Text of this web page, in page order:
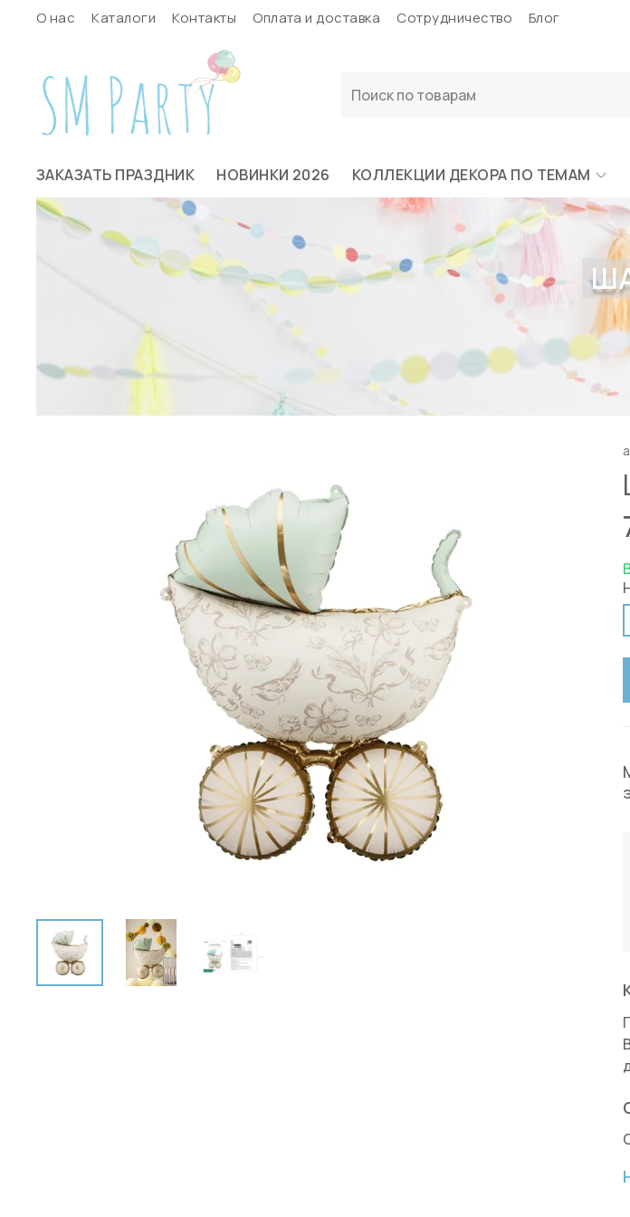
О нас Каталоги Контакты Оплата и доставка Сотрудничество Блог
ЗАКАЗАТЬ ПРАЗДНИК НОВИНКИ 2026 КОЛЛЕКЦИИ ДЕКОРА ПО ТЕМАМ